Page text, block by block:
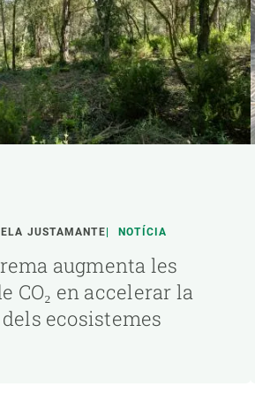
JUSTAMANTE NOTÍCIA
augmenta les
CO₂ en accelerar la
ecosistemes